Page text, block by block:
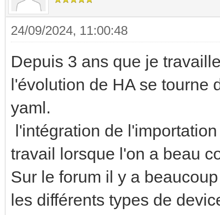
24/09/2024, 11:00:48
Depuis 3 ans que je
l'évolution de HA se tourne
yaml.
l'intégration de
travail lorsque l'on a beau
Sur le forum il y a
les différents types de